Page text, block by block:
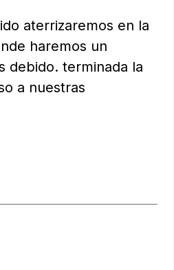
aterrizaremos en la
haremos un
debido. terminada la
a nuestras